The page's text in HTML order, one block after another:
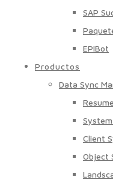
SAP
EPIBot
Productos
Data Sync
Client
Object